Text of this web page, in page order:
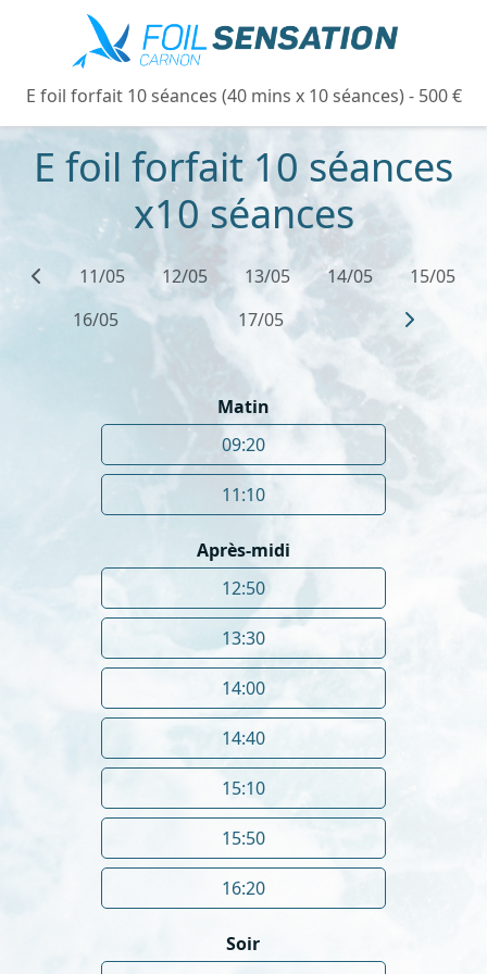
E foil forfait 10 séances (40 mins x 10 séances) - 500 €
E foil forfait 10 séances
x10 séances
11/05 12/05 13/05 14/05
15/05
16/05
17/05
Matin
09:20
11:10
Après-midi
12:50
13:30
14:00
14:40
15:10
15:50
16:20
Soir